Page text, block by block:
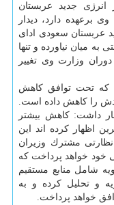
انرژی جدید عربستان
برعهده دارد، دیدار
عربستان سعودی ادای
میان نیاورده و تنها
وزارت وی تغییر
كه تحت توافق كاهش
را كاهش داده است.
داشت: كاهش بیشتر
اظهار كرده اند این
مشترك وزیران
خود خواهد پرداخت كه
شامل منابع مستقیم
و تحلیل كرده و به
خواهد پرداخت.